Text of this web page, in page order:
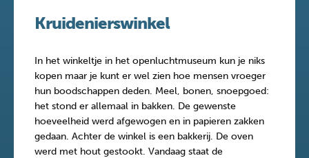
Kruidenierswinkel
In het winkeltje in het openluchtmuseum kun je niks
kopen maar je kunt er wel zien hoe mensen vroeger
hun boodschappen deden. Meel, bonen, snoepgoed:
het stond er allemaal in bakken. De gewenste
hoeveelheid werd afgewogen en in papieren zakken
gedaan. Achter de winkel is een bakkerij. De oven
werd met hout gestookt. Vandaag staat de